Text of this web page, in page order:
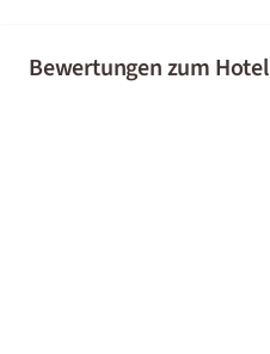
Bewertungen zum Hotel